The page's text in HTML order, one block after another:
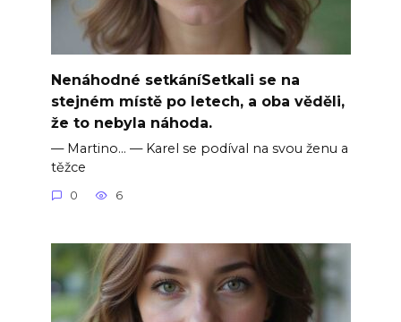
Nenáhodné setkáníSetkali se na
stejném místě po letech, a oba věděli,
že to nebyla náhoda.
— Martino… — Karel se podíval na svou ženu a
těžce
0 6